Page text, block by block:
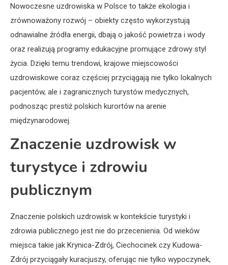
Nowoczesne uzdrowiska w Polsce to także ekologia i
zrównoważony rozwój – obiekty często wykorzystują
odnawialne źródła energii, dbają o jakość powietrza i wody
oraz realizują programy edukacyjne promujące zdrowy styl
życia. Dzięki temu trendowi, krajowe miejscowości
uzdrowiskowe coraz częściej przyciągają nie tylko lokalnych
pacjentów, ale i zagranicznych turystów medycznych,
podnosząc prestiż polskich kurortów na arenie
międzynarodowej.
Znaczenie uzdrowisk w
turystyce i zdrowiu
publicznym
Znaczenie polskich uzdrowisk w kontekście turystyki i
zdrowia publicznego jest nie do przecenienia. Od wieków
miejsca takie jak Krynica-Zdrój, Ciechocinek czy Kudowa-
Zdrój przyciągały kuracjuszy, oferując nie tylko wypoczynek,